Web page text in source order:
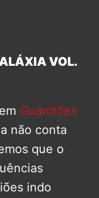
VOL.
Guardiões
não conta
que o
indo